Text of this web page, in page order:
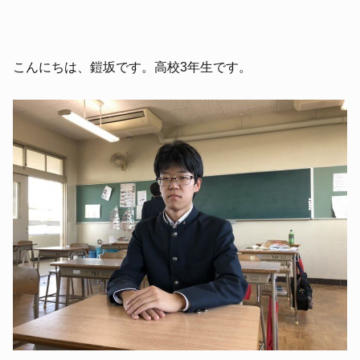
こんにちは、鎧坂です。高校3年生です。